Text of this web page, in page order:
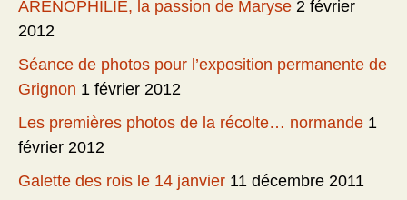
ARENOPHILIE, la passion de Maryse 2 février
2012
Séance de photos pour l’exposition permanente de
Grignon 1 février 2012
Les premières photos de la récolte… normande 1
février 2012
Galette des rois le 14 janvier 11 décembre 2011